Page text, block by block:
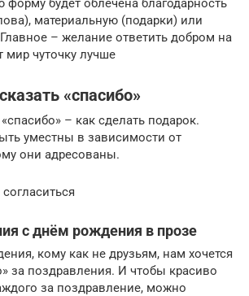
материальную (подарки) или
– желание ответить добром на
мир чуточку лучше
«спасибо»
– как сделать подарок.
уместны в зависимости от
они адресованы.
с днём рождения в прозе
кому как не друзьям, нам хочется
за поздравления. И чтобы красиво
за поздравление, можно